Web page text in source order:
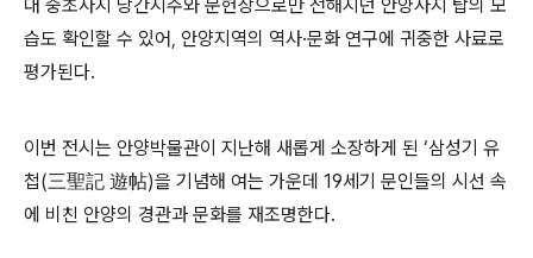
대 중초사지 당간지주와 문헌상으로만 전해지던 안양사지 탑의 모
습도 확인할 수 있어, 안양지역의 역사·문화 연구에 귀중한 사료로
평가된다.
이번 전시는 안양박물관이 지난해 새롭게 소장하게 된 ‘삼성기 유
첩(三聖記 遊帖)을 기념해 여는 가운데 19세기 문인들의 시선 속
에 비친 안양의 경관과 문화를 재조명한다.